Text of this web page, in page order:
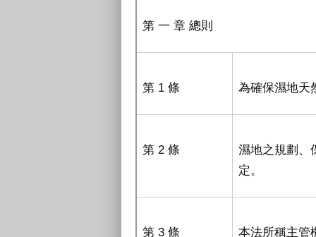
第 一 章 總則
第 1 條 為確保濕地天
第 2 條
濕地之規劃、
定。
第 3 條 本法所稱主管